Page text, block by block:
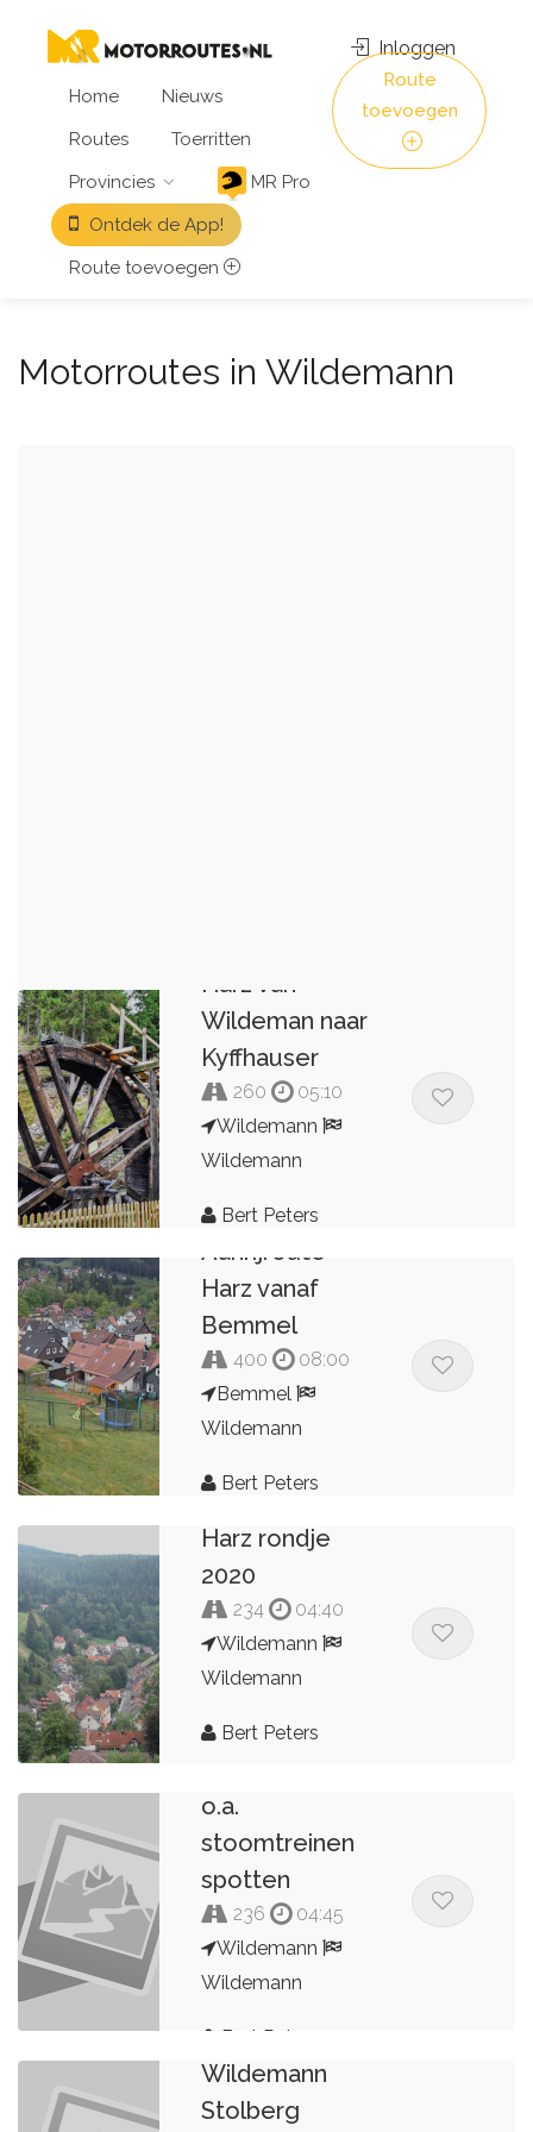
Home
Nieuws
Routes
Toerritten
Provincies
MR Pro
Ontdek de App!
Route toevoegen
Inloggen
Route
toevoegen
Motorroutes in Wildemann
Harz van
Wildeman naar
Kyffhauser
260
05:10
Wildemann
Wildemann
Bert Peters
Aanrijroute
Harz vanaf
Bemmel
400
08:00
Bemmel
Wildemann
Bert Peters
Harz rondje
2020
234
04:40
Wildemann
Wildemann
Bert Peters
o.a.
stoomtreinen
spotten
236
04:45
Wildemann
Wildemann
Bert Peters
2022 Harz
Wildemann
Stolberg